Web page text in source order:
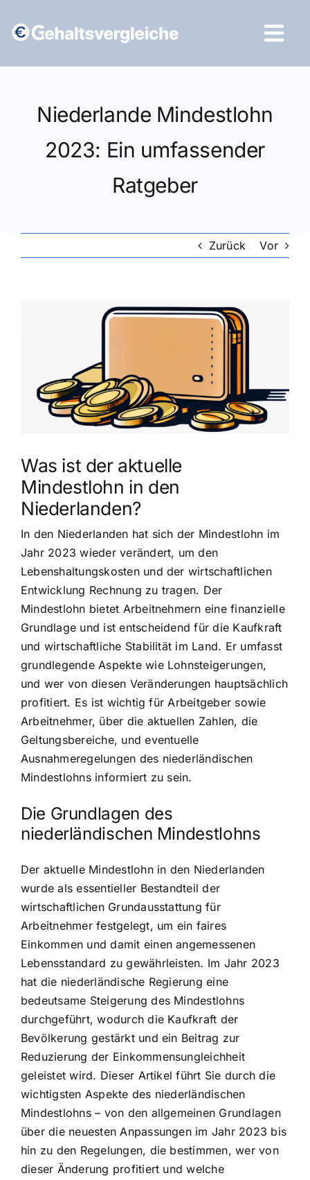
Inhalt
Niederlande Mindestlohn
2023: Ein umfassender
Ratgeber
Zurück Vor
Was ist der aktuelle
Mindestlohn in den
Niederlanden?
In den Niederlanden hat sich der Mindestlohn im
Jahr 2023 wieder verändert, um den
Lebenshaltungskosten und der wirtschaftlichen
Entwicklung Rechnung zu tragen. Der
Mindestlohn bietet Arbeitnehmern eine finanzielle
Grundlage und ist entscheidend für die Kaufkraft
und wirtschaftliche Stabilität im Land. Er umfasst
grundlegende Aspekte wie Lohnsteigerungen,
und wer von diesen Veränderungen hauptsächlich
profitiert. Es ist wichtig für Arbeitgeber sowie
Arbeitnehmer, über die aktuellen Zahlen, die
Geltungsbereiche, und eventuelle
Ausnahmeregelungen des niederländischen
Mindestlohns informiert zu sein.
Die Grundlagen des
niederländischen Mindestlohns
Der aktuelle Mindestlohn in den Niederlanden
wurde als essentieller Bestandteil der
wirtschaftlichen Grundausstattung für
Arbeitnehmer festgelegt, um ein faires
Einkommen und damit einen angemessenen
Lebensstandard zu gewährleisten. Im Jahr 2023
hat die niederländische Regierung eine
bedeutsame Steigerung des Mindestlohns
durchgeführt, wodurch die Kaufkraft der
Bevölkerung gestärkt und ein Beitrag zur
Reduzierung der Einkommensungleichheit
geleistet wird. Dieser Artikel führt Sie durch die
wichtigsten Aspekte des niederländischen
Mindestlohns – von den allgemeinen Grundlagen
über die neuesten Anpassungen im Jahr 2023 bis
hin zu den Regelungen, die bestimmen, wer von
dieser Änderung profitiert und welche